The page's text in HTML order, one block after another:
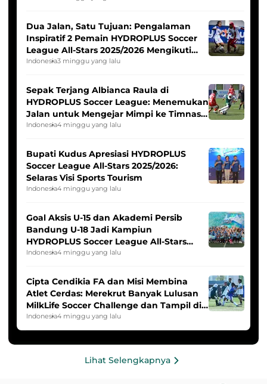
Dua Jalan, Satu Tujuan: Pengalaman
Inspiratif 2 Pemain HYDROPLUS Soccer
League All-Stars 2025/2026 Mengikuti
Seleksi Timnas Indonesia Putri
Indonesia3 minggu yang lalu
Sepak Terjang Albianca Raula di
HYDROPLUS Soccer League: Menemukan
Jalan untuk Mengejar Mimpi ke Timnas
Indonesia Putri
Indonesia4 minggu yang lalu
Bupati Kudus Apresiasi HYDROPLUS
Soccer League All-Stars 2025/2026:
Selaras Visi Sports Tourism
Indonesia4 minggu yang lalu
Goal Aksis U-15 dan Akademi Persib
Bandung U-18 Jadi Kampiun
HYDROPLUS Soccer League All-Stars
2025/2026
Indonesia4 minggu yang lalu
Cipta Cendikia FA dan Misi Membina
Atlet Cerdas: Merekrut Banyak Lulusan
MilkLife Soccer Challenge dan Tampil di
HYDROPLUS Soccer League
Indonesia4 minggu yang lalu
Lihat Selengkapnya